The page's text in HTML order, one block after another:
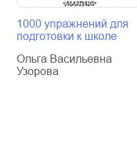
1000 упражнений для
подготовки к школе
Ольга Васильевна
Узорова